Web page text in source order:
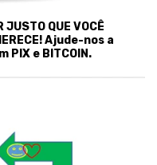
JUSTO QUE VOCÊ
Ajude-nos a
e BITCOIN.